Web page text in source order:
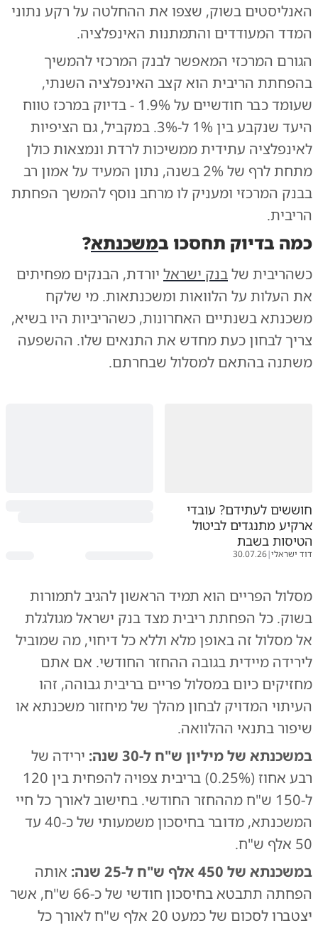
האנליסטים בשוק, שצפו את ההחלטה על רקע נתוני
המדד המעודדים והתמתנות האינפלציה.
הגורם המרכזי המאפשר לבנק המרכזי להמשיך
בהפחתת הריבית הוא קצב האינפלציה השנתי,
שעומד כבר חודשיים על 1.9% - בדיוק במרכז טווח
היעד שנקבע בין 1% ל-3%. במקביל, גם הציפיות
לאינפלציה עתידית ממשיכות לרדת ונמצאות כולן
מתחת לרף של 2% בשנה, נתון המעיד על אמון רב
בבנק המרכזי ומעניק לו מרחב נוסף להמשך הפחתת
הריבית.
כמה בדיוק תחסכו במשכנתא?
כשהריבית שלבנק ישראל יורדת, הבנקים מפחיתים
את העלות על הלוואות ומשכנתאות. מי שלקח
משכנתא בשנתיים האחרונות, כשהריביות היו בשיא,
צריך לבחון כעת מחדש את התנאים שלו. ההשפעה
משתנה בהתאם למסלול שבחרתם.
חוששים לעתידם? עובדי
ארקיע מתנגדים לביטול
הטיסות בשבת
דוד ישראלי|
30.07.26
מסלול הפריים הוא תמיד הראשון להגיב לתמורות
בשוק. כל הפחתת ריבית מצד בנק ישראל מגולגלת
אל מסלול זה באופן מלא וללא כל דיחוי, מה שמוביל
לירידה מיידית בגובה ההחזר החודשי. אם אתם
מחזיקים כיום במסלול פריים בריבית גבוהה, זהו
העיתוי המדויק לבחון מהלך של מיחזור משכנתא או
שיפור בתנאי ההלוואה.
במשכנתא של מיליון ש"ח ל-30 שנה:
ירידה של
רבע אחוז (0.25%) בריבית צפויה להפחית בין 120
ל-150 ש"ח מההחזר החודשי. בחישוב לאורך כל חיי
המשכנתא, מדובר בחיסכון משמעותי של כ-40 עד
50 אלף ש"ח.
במשכנתא של 450 אלף ש"ח ל-25 שנה:
אותה
הפחתה תתבטא בחיסכון חודשי של כ-66 ש"ח, אשר
יצטברו לסכום של כמעט 20 אלף ש"ח לאורך כל